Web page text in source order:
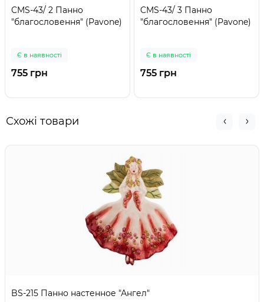
CMS-43/ 2 Панно
"благословення" (Pavone)
Є в наявності
755 грн
CMS-43/ 3 Панно
"благословення" (Pavone)
Є в наявності
755 грн
Схожі товари
BS-215 Панно настенное "Ангел"